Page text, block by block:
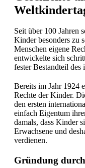
Seit über 100 Jahren
Kinder besonders zu
Menschen eigene
entwickelte sich
fester Bestandteil des
Bereits im Jahr 1924
Rechte der Kinder.
den ersten
einfach Eigentum
damals, dass Kinder
Erwachsene und
verdienen.
Gründung